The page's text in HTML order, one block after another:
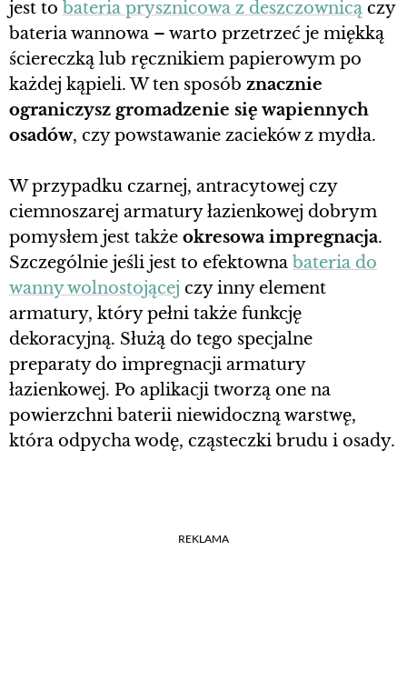
jest to bateria prysznicowa z deszczownicą czy
bateria wannowa – warto przetrzeć je miękką
ściereczką lub ręcznikiem papierowym po
każdej kąpieli. W ten sposób znacznie
ograniczysz gromadzenie się wapiennych
osadów, czy powstawanie zacieków z mydła.
W przypadku czarnej, antracytowej czy
ciemnoszarej armatury łazienkowej dobrym
pomysłem jest także okresowa impregnacja.
Szczególnie jeśli jest to efektowna bateria do
wanny wolnostojącej czy inny element
armatury, który pełni także funkcję
dekoracyjną. Służą do tego specjalne
preparaty do impregnacji armatury
łazienkowej. Po aplikacji tworzą one na
powierzchni baterii niewidoczną warstwę,
która odpycha wodę, cząsteczki brudu i osady.
REKLAMA